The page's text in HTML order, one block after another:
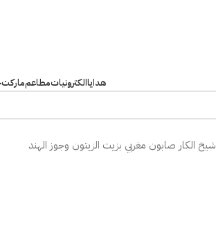
هداياالكترونياتمطاعمماركت
شيخ الكار صابون مغربي بزيت الزيتون وجوز الهند